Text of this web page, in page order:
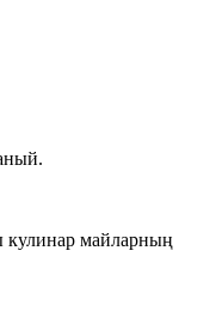
кулинар майларның